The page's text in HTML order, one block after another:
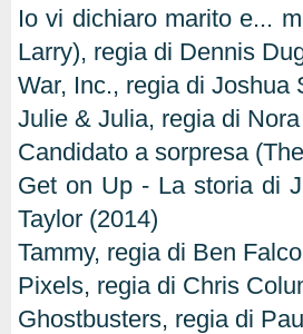
Io vi dichiaro marito e...
Larry), regia di Dennis
War, Inc., regia di Joshua
Julie & Julia, regia di
Candidato a sorpresa
Get on Up - La storia di
Taylor (2014)
Tammy, regia di Ben
Pixels, regia di Chris
Ghostbusters, regia di